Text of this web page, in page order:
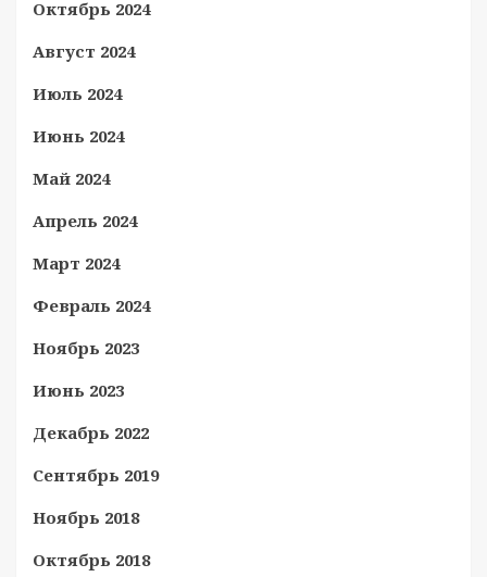
Октябрь 2024
Август 2024
Июль 2024
Июнь 2024
Май 2024
Апрель 2024
Март 2024
Февраль 2024
Ноябрь 2023
Июнь 2023
Декабрь 2022
Сентябрь 2019
Ноябрь 2018
Октябрь 2018